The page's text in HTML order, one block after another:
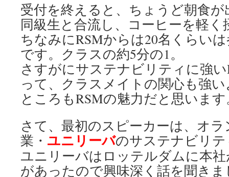
受付を終えると、ちょうど朝食
同級生と合流し、コーヒーを軽
ちなみにRSMからは20名くらい
です。クラスの約5分の1。
さすがにサステナビリティに強
って、クラスメイトの関心も強
ところもRSMの魅力だと思いま
さて、最初のスピーカーは、オ
業・ ユニリーバのサステナビリ
ユニリーバはロッテルダムに本
があったので興味深く話を聞きま